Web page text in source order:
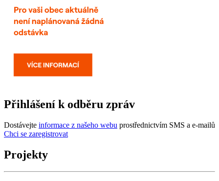
Přihlášení k odběru zpráv
Dostávejte informace z našeho webu prostřednictvím SMS a e-mailů
Chci se zaregistrovat
Projekty